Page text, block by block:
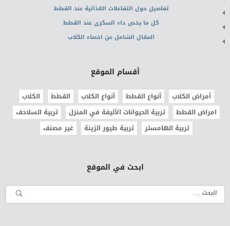
تفاصيل حول التفاعلات الغذائية عند القطط
كل ما يخص داء السكرى عند القطط
المقال الشامل عن اخصاء الكلاب
أقسام الموقع
أمراض الكلاب أنواع القطط أنواع الكلاب القطط
الكلاب
امراض القطط
تربية الحيوانات الأليفة في المنزل
تربية السلاحف
تربية الهامستر
تربية طيور الزينة غير مصنف
ابحث في الموقع